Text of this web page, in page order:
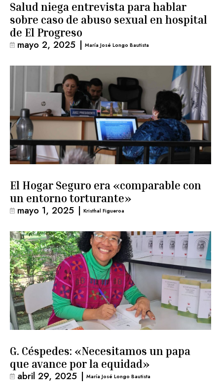
Salud niega entrevista para hablar
sobre caso de abuso sexual en hospital
de El Progreso
mayo 2, 2025 | María José Longo Bautista
El Hogar Seguro era «comparable con
un entorno torturante»
mayo 1, 2025 | Kristhal Figueroa
G. Céspedes: «Necesitamos un papa
que avance por la equidad»
abril 29, 2025 | María José Longo Bautista